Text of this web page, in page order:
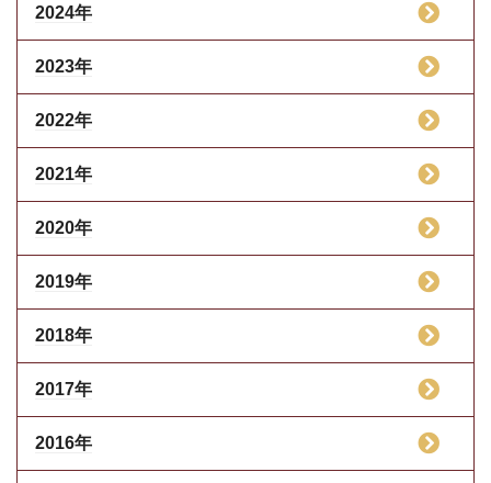
2024年
2023年
2022年
2021年
2020年
2019年
2018年
2017年
2016年